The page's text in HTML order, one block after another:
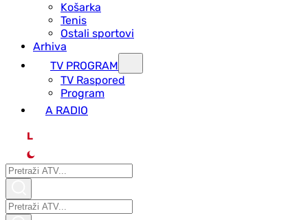
Košarka
Tenis
Ostali sportovi
Arhiva
TV PROGRAM
ТV Raspored
Program
A RADIO
L